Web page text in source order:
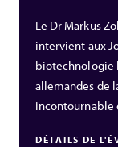
Le Dr Markus
intervient aux
biotechnologie
allemandes de
DÉTAILS DE